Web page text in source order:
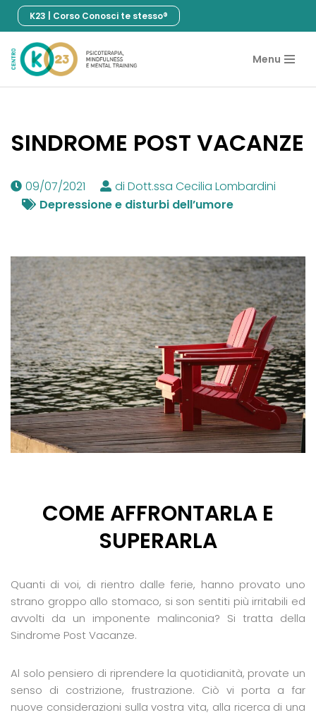
al
contenuto
K23 | Corso Conosci te stesso®
Menu
SINDROME POST VACANZE
09/07/2021
di Dott.ssa Cecilia Lombardini
Depressione e disturbi dell’umore
COME AFFRONTARLA E
SUPERARLA
Quanti di voi, di rientro dalle ferie, hanno provato uno
strano groppo allo stomaco, si son sentiti più irritabili ed
avvolti da un imponente malinconia? Si tratta della
Sindrome Post Vacanze.
Al solo pensiero di riprendere la quotidianità, provate un
senso di costrizione, frustrazione. Ciò vi porta a far
nuove considerazioni sulla vostra vita, alla ricerca di una